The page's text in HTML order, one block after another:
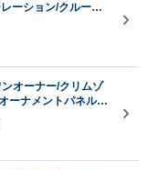
ーション/クルーズ
/BSM/オートマチッ
ー/純正ナビ/バック
オーナー/クリムゾ
ーナメントパネル/
/マークレビンソン/
ッシュシート/ハン